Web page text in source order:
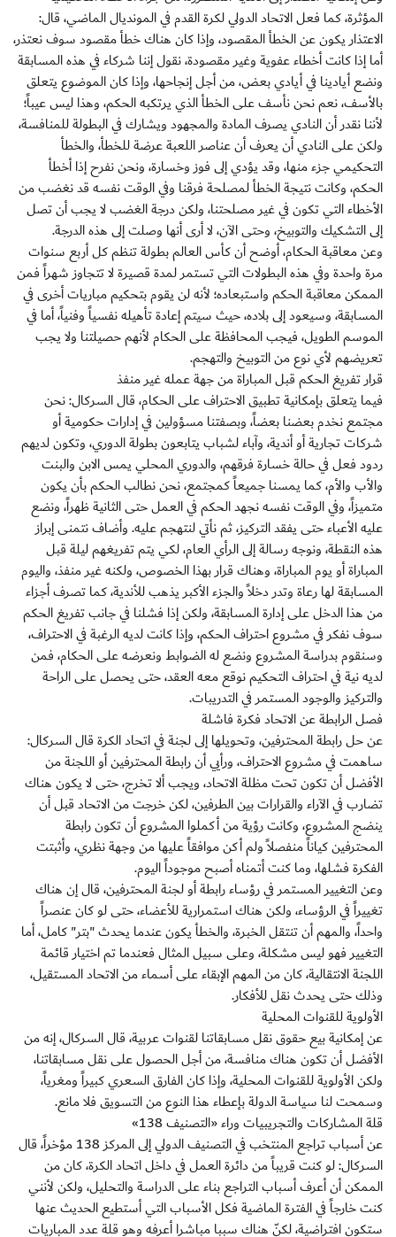
المؤثرة، كما فعل الاتحاد الدولي لكرة القدم في المونديال الماضي، قال:
الاعتذار يكون عن الخطأ المقصود، وإذا كان هناك خطأ مقصود سوف نعتذر،
أما إذا كانت أخطاء عفوية وغير مقصودة، نقول إننا شركاء في هذه المسابقة
ونضع أيادينا في أيادي بعض، من أجل إنجاحها، وإذا كان الموضوع يتعلق
بالأسف، نعم نحن نأسف على الخطأ الذي يرتكبه الحكم، وهذا ليس عيباً؛
لأننا نقدر أن النادي يصرف المادة والمجهود ويشارك في البطولة للمنافسة،
ولكن على النادي أن يعرف أن عناصر اللعبة عرضة للخطأ، والخطأ
التحكيمي جزء منها، وقد يؤدي إلى فوز وخسارة، ونحن نفرح إذا أخطأ
الحكم، وكانت نتيجة الخطأ لمصلحة فرقنا وفي الوقت نفسه قد نغضب من
الأخطاء التي تكون في غير مصلحتنا، ولكن درجة الغضب لا يجب أن تصل
إلى التشكيك والتوبيخ، وحتى الآن، لا أرى أنها وصلت إلى هذه الدرجة.
وعن معاقبة الحكام، أوضح أن كأس العالم بطولة تنظم كل أربع سنوات
مرة واحدة وفي هذه البطولات التي تستمر لمدة قصيرة لا تتجاوز شهراً فمن
الممكن معاقبة الحكم واستبعاده؛ لأنه لن يقوم بتحكيم مباريات أخرى في
المسابقة، وسيعود إلى بلاده، حيث سيتم إعادة تأهيله نفسياً وفنياً، أما في
الموسم الطويل، فيجب المحافظة على الحكام لأنهم حصيلتنا ولا يجب
تعريضهم لأي نوع من التوبيخ والتهجم.
قرار تفريغ الحكم قبل المباراة من جهة عمله غير منفذ
فيما يتعلق بإمكانية تطبيق الاحتراف على الحكام، قال السركال: نحن
مجتمع نخدم بعضنا بعضاً، وبصفتنا مسؤولين في إدارات حكومية أو
شركات تجارية أو أندية، وآباء لشباب يتابعون بطولة الدوري، وتكون لديهم
ردود فعل في حالة خسارة فرقهم، والدوري المحلي يمس الابن والبنت
والأب والأم، كما يمسنا جميعاً كمجتمع، نحن نطالب الحكم بأن يكون
متميزاً، وفي الوقت نفسه نجهد الحكم في العمل حتى الثانية ظهراً، ونضع
عليه الأعباء حتى يفقد التركيز، ثم نأتي لنتهجم عليه. وأضاف نتمنى إبراز
هذه النقطة، ونوجه رسالة إلى الرأي العام، لكي يتم تفريغهم ليلة قبل
المباراة أو يوم المباراة، وهناك قرار بهذا الخصوص، ولكنه غير منفذ، واليوم
المسابقة لها رعاة وتدر دخلاً والجزء الأكبر يذهب للأندية، كما تصرف أجزاء
من هذا الدخل على إدارة المسابقة، ولكن إذا فشلنا في جانب تفريغ الحكم
سوف نفكر في مشروع احتراف الحكم، وإذا كانت لديه الرغبة في الاحتراف،
وسنقوم بدراسة المشروع ونضع له الضوابط ونعرضه على الحكام، فمن
لديه نية في احتراف التحكيم نوقع معه العقد، حتى يحصل على الراحة
والتركيز والوجود المستمر في التدريبات.
فصل الرابطة عن الاتحاد فكرة فاشلة
عن حل رابطة المحترفين، وتحويلها إلى لجنة في اتحاد الكرة قال السركال:
ساهمت في مشروع الاحتراف، ورأيي أن رابطة المحترفين أو اللجنة من
الأفضل أن تكون تحت مظلة الاتحاد، ويجب ألا تخرج، حتى لا يكون هناك
تضارب في الآراء والقرارات بين الطرفين، لكن خرجت من الاتحاد قبل أن
ينضج المشروع، وكانت رؤية من أكملوا المشروع أن تكون رابطة
المحترفين كياناً منفصلاً ولم أكن موافقاً عليها من وجهة نظري، وأثبتت
الفكرة فشلها، وما كنت أتمناه أصبح موجوداً اليوم.
وعن التغيير المستمر في رؤساء رابطة أو لجنة المحترفين، قال إن هناك
تغييراً في الرؤساء، ولكن هناك استمرارية للأعضاء، حتى لو كان عنصراً
واحداً، والمهم أن تنتقل الخبرة، والخطأ يكون عندما يحدث "بتر" كامل، أما
التغيير فهو ليس مشكلة، وعلى سبيل المثال فعندما تم اختيار قائمة
اللجنة الانتقالية، كان من المهم الإبقاء على أسماء من الاتحاد المستقيل،
وذلك حتى يحدث نقل للأفكار.
الأولوية للقنوات المحلية
عن إمكانية بيع حقوق نقل مسابقاتنا لقنوات عربية، قال السركال، إنه من
الأفضل أن تكون هناك منافسة، من أجل الحصول على نقل مسابقاتنا،
ولكن الأولوية للقنوات المحلية، وإذا كان الفارق السعري كبيراً ومغرياً،
وسمحت لنا سياسة الدولة بإعطاء هذا النوع من التسويق فلا مانع.
قلة المشاركات والتجريبيات وراء «التصنيف 138»
عن أسباب تراجع المنتخب في التصنيف الدولي إلى المركز 138 مؤخراً، قال
السركال: لو كنت قريباً من دائرة العمل في داخل اتحاد الكرة، كان من
الممكن أن أعرف أسباب التراجع بناء على الدراسة والتحليل، ولكن لأنني
كنت خارجاً في الفترة الماضية فكل الأسباب التي أستطيع الحديث عنها
ستكون افتراضية، لكنّ هناك سببا مباشرا أعرفه وهو قلة عدد المباريات